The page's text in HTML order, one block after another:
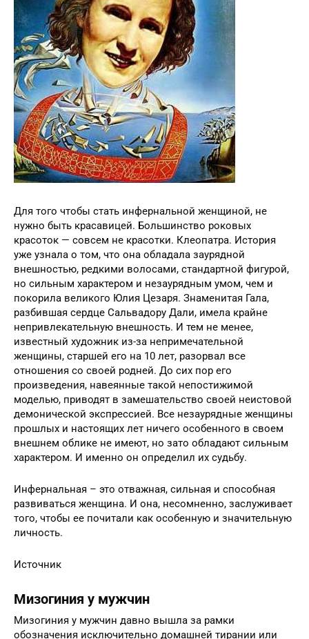
Для того чтобы стать инфернальной женщиной, не
нужно быть красавицей. Большинство роковых
красоток — совсем не красотки. Клеопатра. История
уже узнала о том, что она обладала заурядной
внешностью, редкими волосами, стандартной фигурой,
но сильным характером и незаурядным умом, чем и
покорила великого Юлия Цезаря. Знаменитая Гала,
разбившая сердце Сальвадору Дали, имела крайне
непривлекательную внешность. И тем не менее,
известный художник из-за непримечательной
женщины, старшей его на 10 лет, разорвал все
отношения со своей родней. До сих пор его
произведения, навеянные такой непостижимой
моделью, приводят в замешательство своей неистовой
демонической экспрессией. Все незаурядные женщины
прошлых и настоящих лет ничего особенного в своем
характером. И именно он определил их судьбу.
Инфернальная – это отважная, сильная и способная
развиваться женщина. И она, несомненно, заслуживает
личность.
Источник
Мизогиния у мужчин